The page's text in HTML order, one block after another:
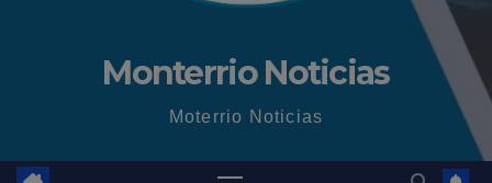
Monterrio Noticias
Moterrio Noticias